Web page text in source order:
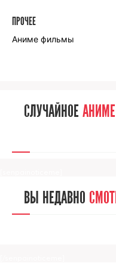
ПРОЧЕЕ
Аниме фильмы
СЛУЧАЙНОЕ АНИМЕ
ВЫ НЕДАВНО